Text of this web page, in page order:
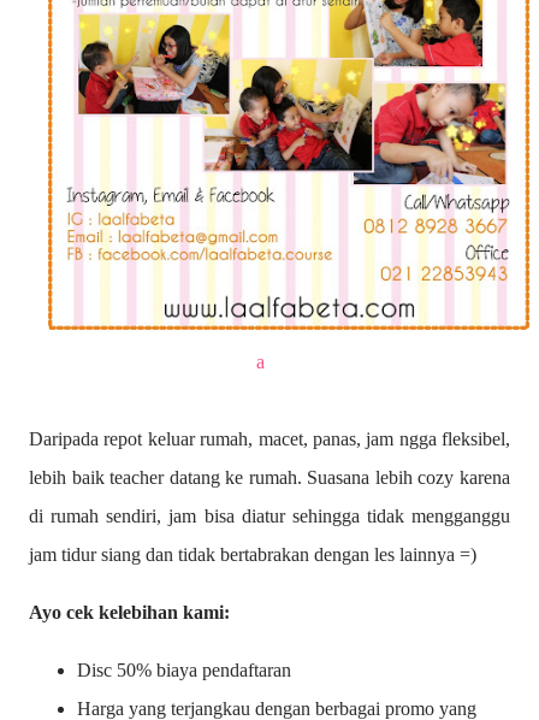
a
Daripada repot keluar rumah, macet, panas, jam ngga fleksibel,
lebih baik teacher datang ke rumah. Suasana lebih cozy karena
di rumah sendiri, jam bisa diatur sehingga tidak mengganggu
jam tidur siang dan tidak bertabrakan dengan les lainnya =)
Ayo cek kelebihan kami:
Disc 50% biaya pendaftaran
Harga yang terjangkau dengan berbagai promo yang